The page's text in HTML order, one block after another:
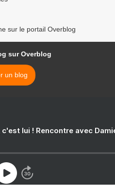
sur le portail Overblog
sur Overblog
un blog
lui ! Rencontre avec